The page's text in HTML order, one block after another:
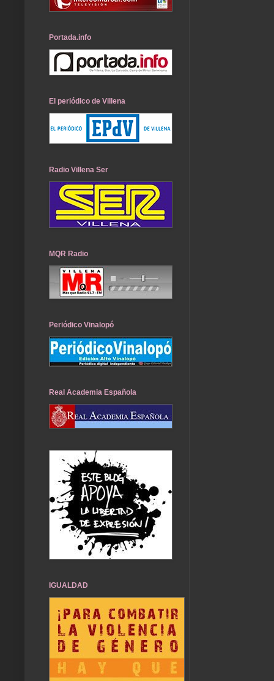
Portada.info
El periódico de Villena
Radio Villena Ser
MQR Radio
Periódico Vinalopó
Real Academia Española
IGUALDAD